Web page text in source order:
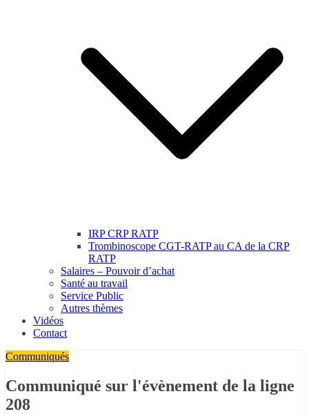
IRP CRP RATP
Trombinoscope CGT-RATP au CA de la CRP
RATP
Salaires – Pouvoir d’achat
Santé au travail
Service Public
Autres thèmes
Vidéos
Contact
Communiqués
Communiqué sur l'évènement de la ligne
208